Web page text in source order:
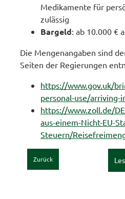
Medikamente für
zulässig
Bargeld: ab 10.000 €
Die Mengenangaben sind
Seiten der Regierungen
https://www.gov.uk/
personal-use/arriving-
https://www.zoll.de/
aus-einem-Nicht-EU-
Steuern/
Zurück